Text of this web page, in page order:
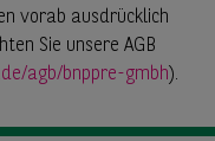
vorab ausdrücklich
Sie unsere AGB
agb/bnppre-gmbh).